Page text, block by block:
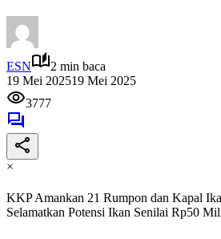
ESN
2 min baca
19 Mei 202519 Mei 2025
3777
×
KKP Amankan 21 Rumpon dan Kapal
Selamatkan Potensi Ikan Senilai Rp50